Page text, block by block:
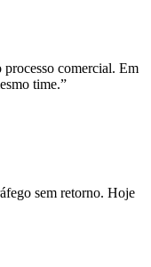
comercial. Em
time.”
sem retorno. Hoje